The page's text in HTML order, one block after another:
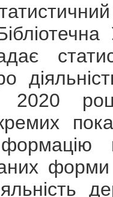
2020